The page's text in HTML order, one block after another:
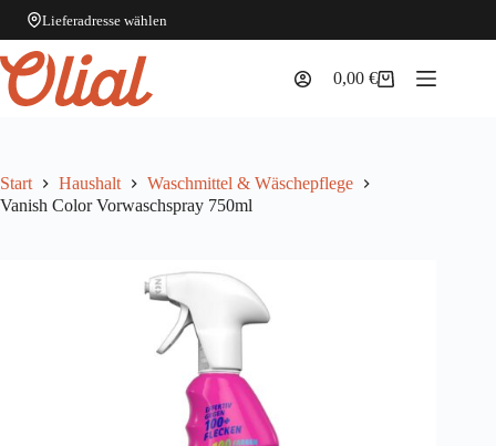
Lieferadresse wählen
Zum
Inhalt
springen
Warenkorb
0,00€
Start Haushalt
Waschmittel & Wäschepflege
Vanish Color Vorwaschspray 750ml